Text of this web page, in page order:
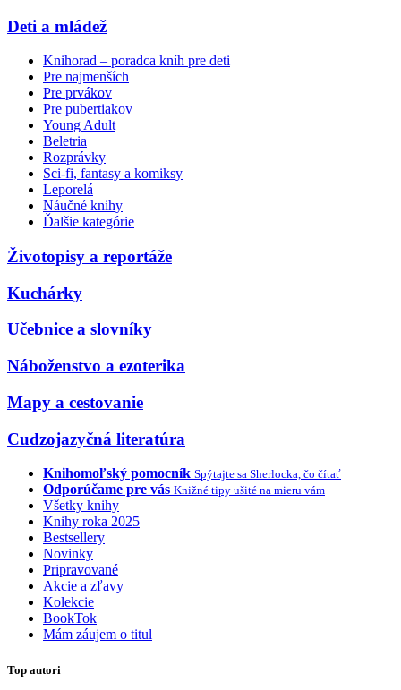
Deti a mládež
Knihorad – poradca kníh pre deti
Pre najmenších
Pre prvákov
Pre pubertiakov
Young Adult
Beletria
Rozprávky
Sci-fi, fantasy a komiksy
Leporelá
Náučné knihy
Ďalšie kategórie
Životopisy a reportáže
Kuchárky
Učebnice a slovníky
Náboženstvo a ezoterika
Mapy a cestovanie
Cudzojazyčná literatúra
Knihomoľský pomocník Spýtajte sa Sherlocka, čo čítať
Odporúčame pre vás Knižné tipy ušité na mieru vám
Všetky knihy
Knihy roka 2025
Bestsellery
Novinky
Pripravované
Akcie a zľavy
Kolekcie
BookTok
Mám záujem o titul
Top autori